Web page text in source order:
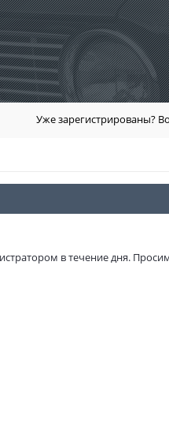
Уже зарегистрированы?
в течение дня.